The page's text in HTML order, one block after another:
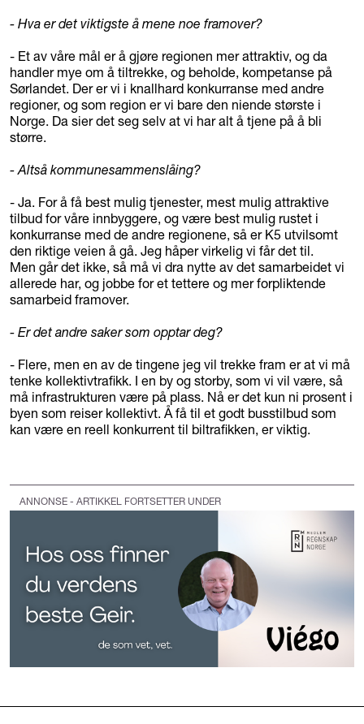
- Hva er det viktigste å mene noe framover?
- Et av våre mål er å gjøre regionen mer attraktiv, og da
handler mye om å tiltrekke, og beholde, kompetanse på
Sørlandet. Der er vi i knallhard konkurranse med andre
regioner, og som region er vi bare den niende største i
Norge. Da sier det seg selv at vi har alt å tjene på å bli
større.
- Altså kommunesammenslåing?
- Ja. For å få best mulig tjenester, mest mulig attraktive
tilbud for våre innbyggere, og være best mulig rustet i
konkurranse med de andre regionene, så er K5 utvilsomt
den riktige veien å gå. Jeg håper virkelig vi får det til.
Men går det ikke, så må vi dra nytte av det samarbeidet vi
allerede har, og jobbe for et tettere og mer forpliktende
samarbeid framover.
- Er det andre saker som opptar deg?
- Flere, men en av de tingene jeg vil trekke fram er at vi må
tenke kollektivtrafikk. I en by og storby, som vi vil være, så
må infrastrukturen være på plass. Nå er det kun ni prosent i
byen som reiser kollektivt. Å få til et godt busstilbud som
kan være en reell konkurrent til biltrafikken, er viktig.
ANNONSE - ARTIKKEL FORTSETTER UNDER